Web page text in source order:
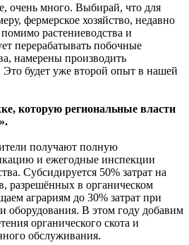
очень много. Выбирай, что для
фермерское хозяйство, недавно
растениеводства и
перерабатывать побочные
намерены производить
Это будет уже второй опыт в нашей
которую региональные власти
получают полную
и ежегодные инспекции
Субсидируется 50% затрат на
разрешённых в органическом
аграриям до 30% затрат при
оборудования. В этом году добавим
органического скота и
обслуживания.